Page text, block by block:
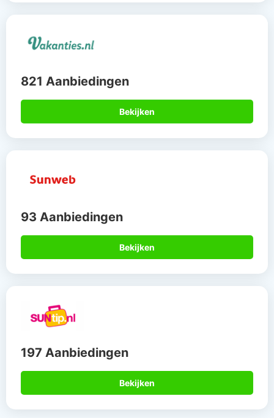
821 Aanbiedingen
Bekijken
93 Aanbiedingen
Bekijken
197 Aanbiedingen
Bekijken